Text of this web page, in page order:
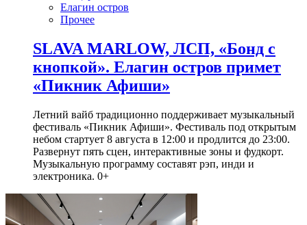
Елагин остров
Прочее
SLAVA MARLOW, ЛСП, «Бонд с
кнопкой». Елагин остров примет
«Пикник Афиши»
Летний вайб традиционно поддерживает музыкальный
фестиваль «Пикник Афиши». Фестиваль под открытым
небом стартует 8 августа в 12:00 и продлится до 23:00.
Развернут пять сцен, интерактивные зоны и фудкорт.
Музыкальную программу составят рэп, инди и
электроника. 0+